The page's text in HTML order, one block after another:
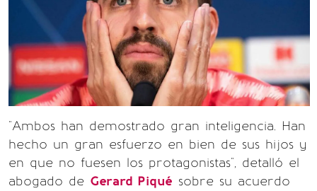
"Ambos han demostrado gran inteligencia. Han
hecho un gran esfuerzo en bien de sus hijos y
en que no fuesen los protagonistas", detalló el
abogado de Gerard Piqué sobre su acuerdo